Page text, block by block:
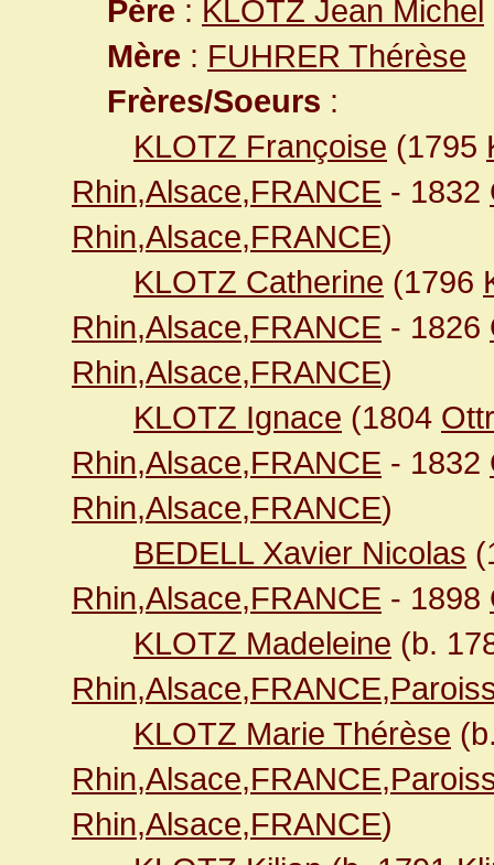
Père : KLOTZ Jean Michel
Mère : FUHRER Thérèse
Frères/Soeurs :
KLOTZ Françoise (1795
Rhin,Alsace,FRANCE - 1832
Rhin,Alsace,FRANCE)
KLOTZ Catherine (1796
Rhin,Alsace,FRANCE - 1826
Rhin,Alsace,FRANCE)
KLOTZ Ignace (1804
Rhin,Alsace,FRANCE - 1832
Rhin,Alsace,FRANCE)
BEDELL Xavier Nicolas
Rhin,Alsace,FRANCE - 1898
KLOTZ Madeleine (b.
KLOTZ Marie Thérèse
Rhin,Alsace,FRANCE)